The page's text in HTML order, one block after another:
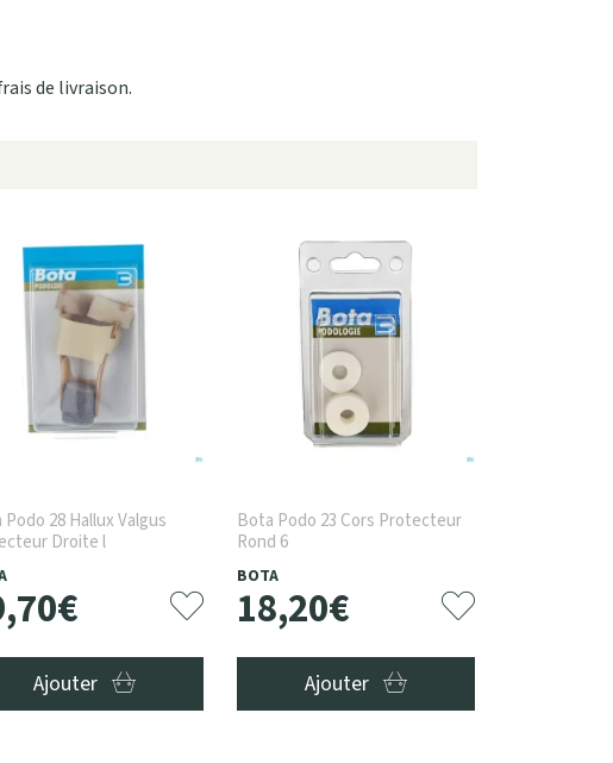
de livraison.
Podo 28 Hallux Valgus
Droite l
,70€
Ajouter
Bota Podo 23 Cors Protecteur
Rond 6
BOTA
18,20€
Ajouter